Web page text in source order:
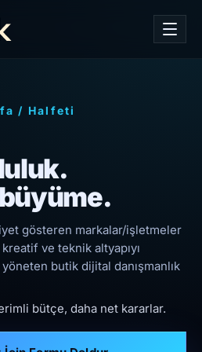
/ Halfeti
gösteren markalar/işletmeler
ve teknik altyapıyı
butik dijital danışmanlık
bütçe, daha net kararlar.